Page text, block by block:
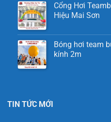
Cổng Hơi
Hiệu Mai Sơn
Bóng hơi team
kính 2m
TIN TỨC MỚI